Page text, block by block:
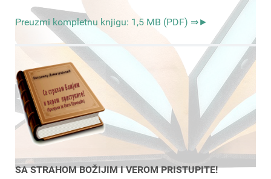
Preuzmi kompletnu knjigu: 1,5 MB (PDF) ⇒►
SA STRAHOM BOŽIJIM I VEROM PRISTUPITE!